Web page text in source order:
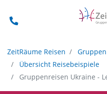
ZeitRäume Reisen
Übersicht Reisebeispiele
Gruppenreisen Ukraine -